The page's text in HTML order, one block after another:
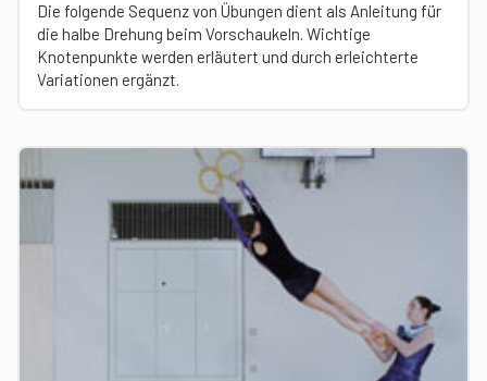
Die folgende Sequenz von Übungen dient als Anleitung für
die halbe Drehung beim Vorschaukeln. Wichtige
Knotenpunkte werden erläutert und durch erleichterte
Variationen ergänzt.